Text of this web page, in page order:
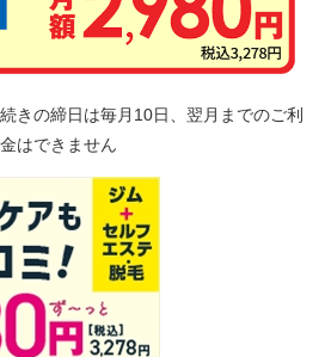
きの締日は毎月10日、翌月までのご利
はできません